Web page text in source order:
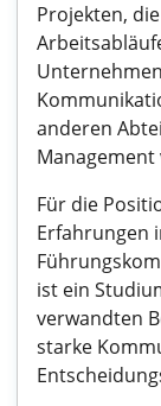
Projekten,
anderen
Für die
Erfahrungen
ist ein
verwandten
starke